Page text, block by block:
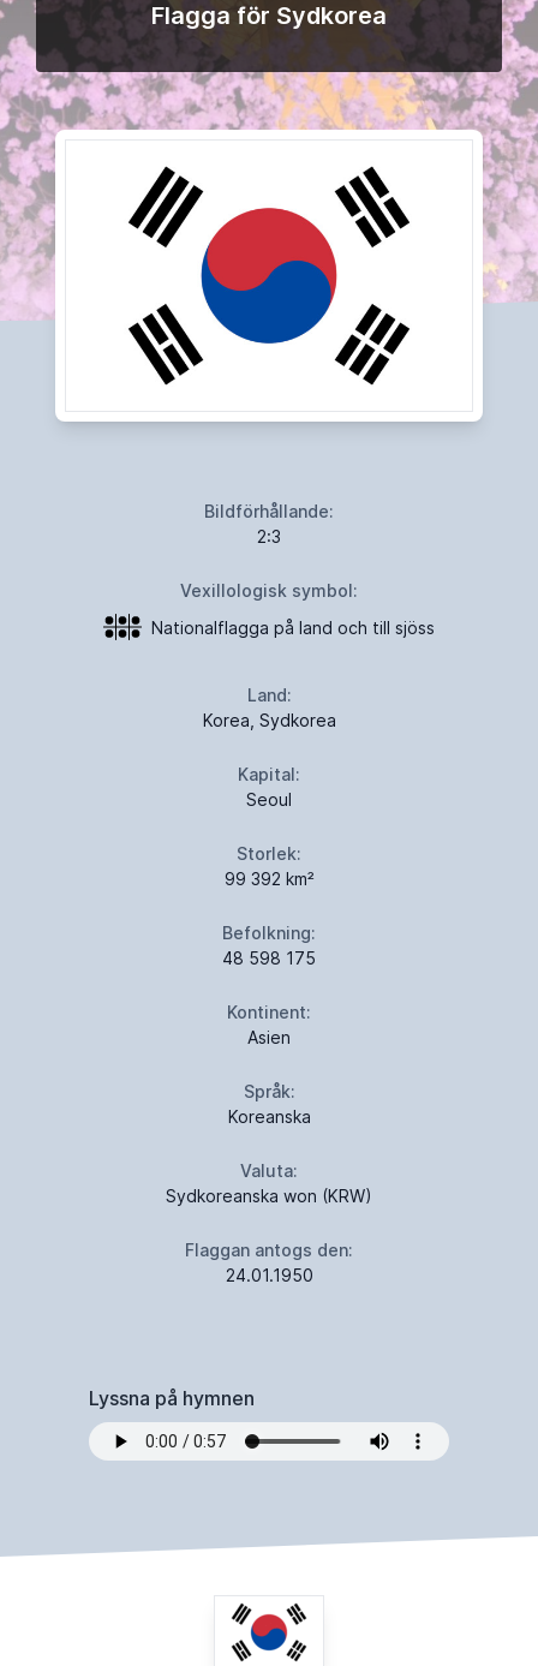
Flagga för Sydkorea
Bildförhållande:
2:3
Vexillologisk symbol:
Nationalflagga på land och till sjöss
Land:
Korea, Sydkorea
Kapital:
Seoul
Storlek:
99 392 km²
Befolkning:
48 598 175
Kontinent:
Asien
Språk:
Koreanska
Valuta:
Sydkoreanska won (KRW)
Flaggan antogs den:
24.01.1950
Lyssna på hymnen